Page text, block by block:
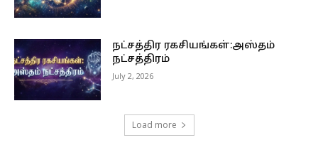
நட்சத்திர ரகசியங்கள்:அஸ்தம்
நட்சத்திரம்
July 2, 2026
Load more